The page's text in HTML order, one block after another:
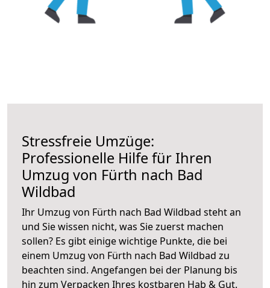
Stressfreie Umzüge:
Professionelle Hilfe für Ihren
Umzug von Fürth nach Bad
Wildbad
Ihr Umzug von Fürth nach Bad Wildbad steht an
und Sie wissen nicht, was Sie zuerst machen
sollen? Es gibt einige wichtige Punkte, die bei
einem Umzug von Fürth nach Bad Wildbad zu
beachten sind. Angefangen bei der Planung bis
hin zum Verpacken Ihres kostbaren Hab & Gut.